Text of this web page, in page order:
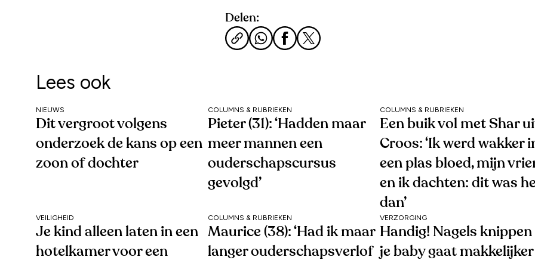
Delen:
Lees ook
NIEUWS
Dit vergroot volgens
onderzoek de kans op een
zoon of dochter
COLUMNS & RUBRIEKEN
Pieter (31): ‘Hadden maar
meer mannen een
ouderschapscursus
gevolgd’
COLUMNS & RUBRIEKEN
Een buik vol met Shar
Croos: ‘Ik werd wakker
een plas bloed, mijn
en ik dachten: dit was
dan’
VEILIGHEID
Je kind alleen laten in een
hotelkamer voor een
COLUMNS & RUBRIEKEN
Maurice (38): ‘Had ik maar
langer ouderschapsverlof
VERZORGING
Handig! Nagels knippen
je baby gaat makkelijker